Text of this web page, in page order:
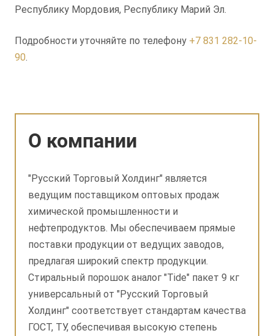
Республику Мордовия, Республику Марий Эл.
Подробности уточняйте по телефону +7 831 282-10-
90.
О компании
"Русский Торговый Холдинг" является
ведущим поставщиком оптовых продаж
химической промышленности и
нефтепродуктов. Мы обеспечиваем прямые
поставки продукции от ведущих заводов,
предлагая широкий спектр продукции.
Стиральный порошок аналог "Tide" пакет 9 кг
универсальный от "Русский Торговый
Холдинг" соответствует стандартам качества
ГОСТ, ТУ, обеспечивая высокую степень